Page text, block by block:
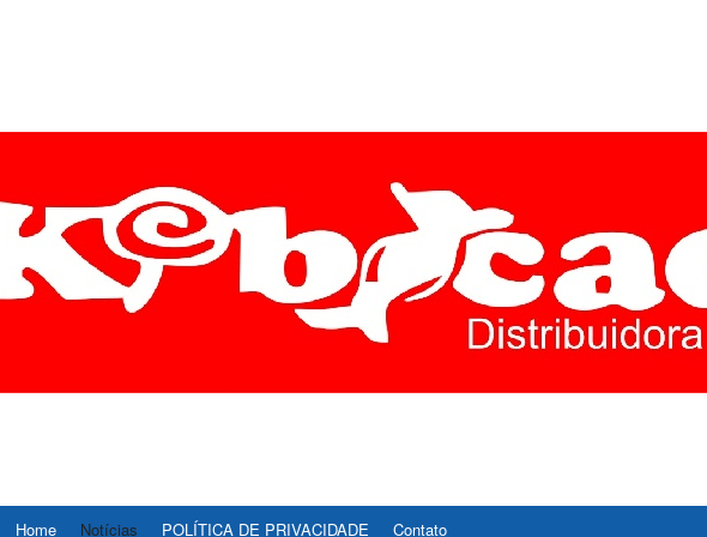
– REDE37
Home Notícias POLÍTICA DE PRIVACIDADE Contato